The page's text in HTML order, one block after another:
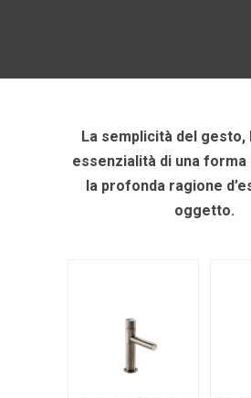
La semplicità del
essenzialità di una
la profonda ragione
oggetto.